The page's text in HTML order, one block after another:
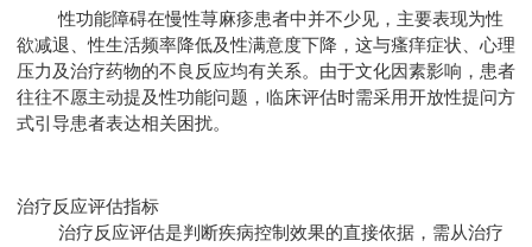
性功能障碍在慢性荨麻疹患者中并不少见，主要表现为性
欲减退、性生活频率降低及性满意度下降，这与瘙痒症状、心理
压力及治疗药物的不良反应均有关系。由于文化因素影响，患者
往往不愿主动提及性功能问题，临床评估时需采用开放性提问方
式引导患者表达相关困扰。
治疗反应评估指标
治疗反应评估是判断疾病控制效果的直接依据，需从治疗